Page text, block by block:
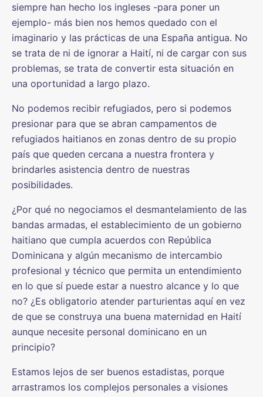
siempre han hecho los ingleses -para poner un
ejemplo- más bien nos hemos quedado con el
imaginario y las prácticas de una España antigua. No
se trata de ni de ignorar a Haití, ni de cargar con sus
problemas, se trata de convertir esta situación en
una oportunidad a largo plazo.
No podemos recibir refugiados, pero si podemos
presionar para que se abran campamentos de
refugiados haitianos en zonas dentro de su propio
país que queden cercana a nuestra frontera y
brindarles asistencia dentro de nuestras
posibilidades.
¿Por qué no negociamos el desmantelamiento de las
bandas armadas, el establecimiento de un gobierno
haitiano que cumpla acuerdos con República
Dominicana y algún mecanismo de intercambio
profesional y técnico que permita un entendimiento
en lo que sí puede estar a nuestro alcance y lo que
no? ¿Es obligatorio atender parturientas aquí en vez
de que se construya una buena maternidad en Haití
aunque necesite personal dominicano en un
principio?
Estamos lejos de ser buenos estadistas, porque
arrastramos los complejos personales a visiones